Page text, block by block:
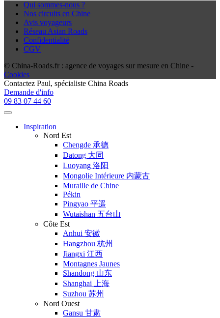
Qui sommes-nous ?
Nos circuits en Chine
Avis voyageurs
Réseau Asian Roads
Confidentialité
CGV
© China-Roads.fr : agence de voyages sur mesure en Chine -
Cookies
Contactez Paul, spécialiste China Roads
Demande d'info
09 83 07 44 60
Inspiration
Nord Est
Chengde 承德
Datong 大同
Luoyang 洛阳
Mongolie Intérieure 内蒙古
Muraille de Chine
Pékin
Pingyao 平遥
Wutaishan 五台山
Côte Est
Anhui 安徽
Hangzhou 杭州
Jiangxi 江西
Montagnes Jaunes
Shandong 山东
Shanghai 上海
Suzhou 苏州
Nord Ouest
Gansu 甘肃